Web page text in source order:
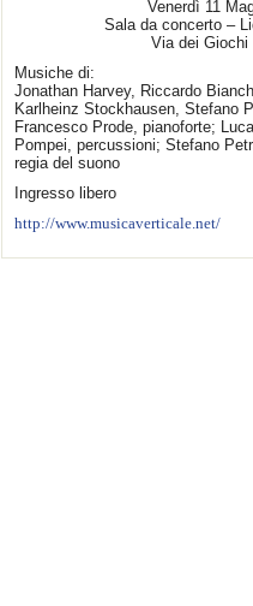
Venerdì 11
Sala da concerto –
Via dei
Musiche di:
Jonathan Harvey, Riccardo
Karlheinz Stockhausen, Stefano
Francesco Prode, pianoforte;
Pompei, percussioni; Stefano
regia del suono
Ingresso libero
http://www.musicaverticale.net/